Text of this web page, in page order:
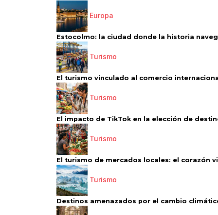
Europa
Estocolmo: la ciudad donde la historia
Turismo
El turismo vinculado al comercio
Turismo
El impacto de TikTok en la elección de
Turismo
El turismo de mercados locales: el corazón
Turismo
Destinos amenazados por el cambio